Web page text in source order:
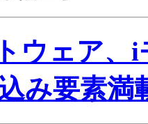
ウェア
み要素満